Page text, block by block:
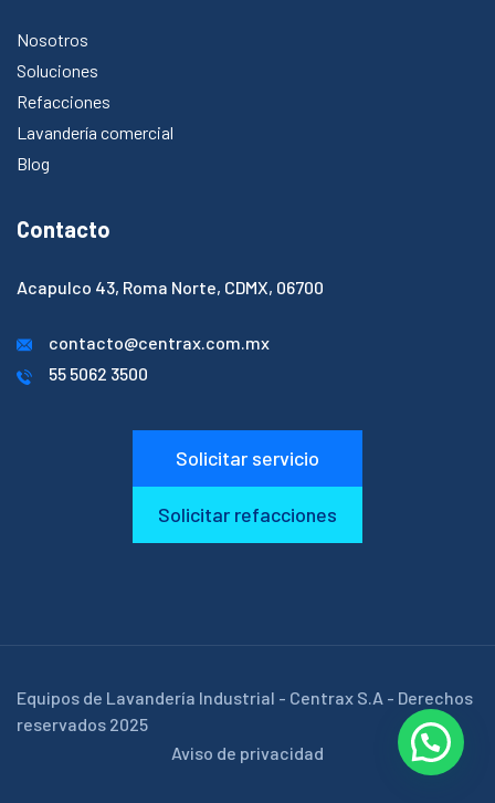
Nosotros
Soluciones
Refacciones
Lavandería comercial
Blog
Contacto
Acapulco 43, Roma Norte, CDMX, 06700​
contacto@centrax.com.mx
55 5062 3500
Solicitar servicio
Solicitar refacciones
Equipos de Lavandería Industrial - Centrax S.A - Derechos
reservados 2025
Aviso de privacidad